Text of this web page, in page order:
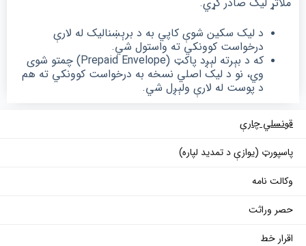
ملاتړ لیک صادر کړي.
د لیک سکین شوې کاپي به د برېښنالیک له لارې
درخواست کوونکي ته واستول شي.
که د بېرته لېږد پاکټ (Prepaid Envelope) چمتو شوی
وي، نو د لیک اصلي نسخه به درخواست کوونکي ته هم
د پوست له لارې ولېږل شي.
قونسلي چارې
پاسپورټ (یوازې د تمدید لپاره)
وکالت نامه
حصر وراثت
اقرار خط